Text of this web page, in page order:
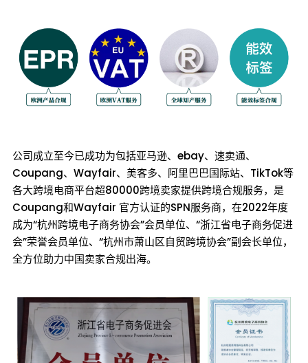
公司成立至今已成功为包括亚马逊、ebay、速卖通、
Coupang、Wayfair、美客多、阿里巴巴国际站、TikTok等
各大跨境电商平台超80000跨境卖家提供跨境合规服务，是
Coupang和Wayfair 官方认证的SPN服务商，在2022年度
成为“杭州跨境电子商务协会”会员单位、“浙江省电子商务促进
会”荣誉会员单位、“杭州市萧山区自贸跨境协会”副会长单位，
全方位助力中国卖家合规出海。